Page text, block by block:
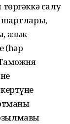
салу
шартлары,
азык-
(һәр